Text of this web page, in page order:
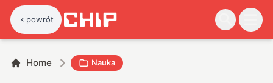
powrót
Home Nauka